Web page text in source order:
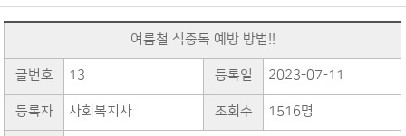
여름철 식중독 예방 방법!!
글번호 13 등록일 2023-07-11
등록자 사회복지사 조회수 1516명